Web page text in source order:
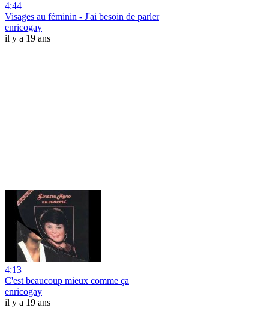
4:44
Visages au féminin - J'ai besoin de parler
enricogay
il y a 19 ans
4:13
C'est beaucoup mieux comme ça
enricogay
il y a 19 ans